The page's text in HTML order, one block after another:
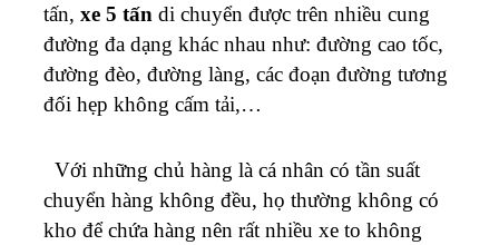
tấn, xe 5 tấn di chuyển được trên nhiều cung
đường đa dạng khác nhau như: đường cao tốc,
đường đèo, đường làng, các đoạn đường tương
đối hẹp không cấm tải,…
Với những chủ hàng là cá nhân có tần suất
chuyển hàng không đều, họ thường không có
kho để chứa hàng nên rất nhiều xe to không